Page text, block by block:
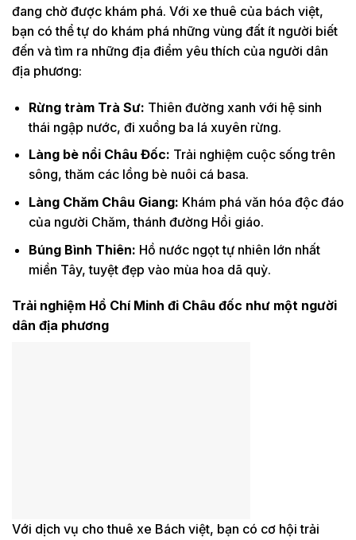
đang chờ được khám phá. Với xe thuê của bách việt,
bạn có thể tự do khám phá những vùng đất ít người biết
đến và tìm ra những địa điểm yêu thích của người dân
địa phương:
Rừng tràm Trà Sư: Thiên đường xanh với hệ sinh
thái ngập nước, đi xuồng ba lá xuyên rừng.
Làng bè nổi Châu Đốc: Trải nghiệm cuộc sống trên
sông, thăm các lồng bè nuôi cá basa.
Làng Chăm Châu Giang: Khám phá văn hóa độc đáo
của người Chăm, thánh đường Hồi giáo.
Búng Bình Thiên: Hồ nước ngọt tự nhiên lớn nhất
miền Tây, tuyệt đẹp vào mùa hoa dã quỳ.
Trải nghiệm Hồ Chí Minh đi Châu đốc như một người
dân địa phương
Với dịch vụ cho thuê xe Bách việt, bạn có cơ hội trải